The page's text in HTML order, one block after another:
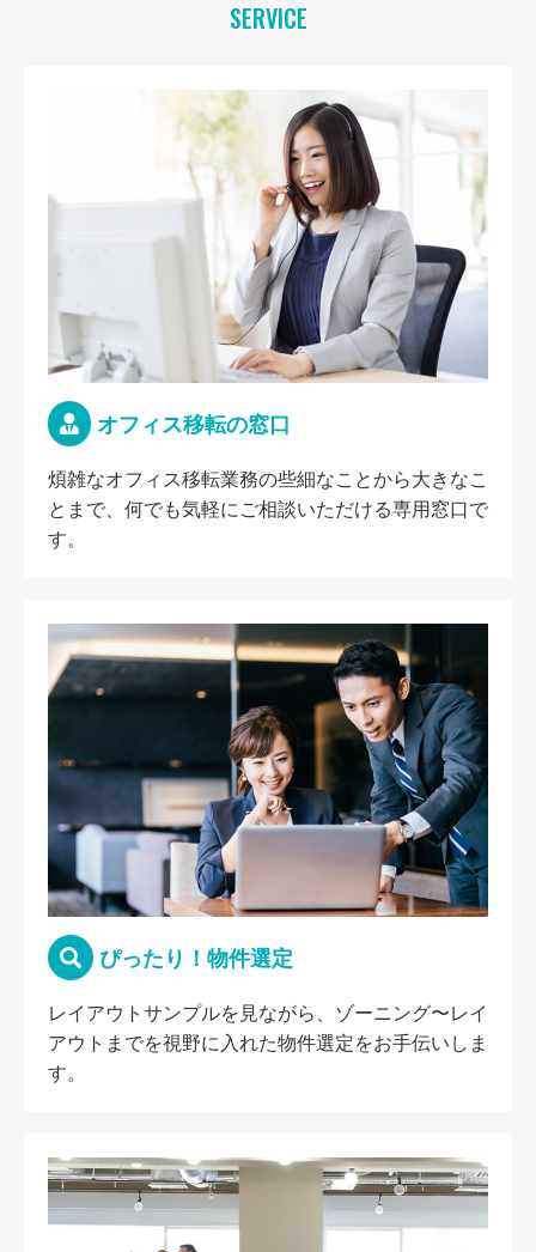
SERVICE
オフィス移転の窓口
煩雑なオフィス移転業務の些細なことから大きなこ
とまで、何でも気軽にご相談いただける専用窓口で
す。
ぴったり！物件選定
レイアウトサンプルを見ながら、ゾーニング〜レイ
アウトまでを視野に入れた物件選定をお手伝いしま
す。